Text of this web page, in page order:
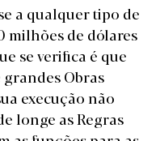
a qualquer tipo de
milhões de dólares
se verifica é que
Obras
execução não
longe as Regras